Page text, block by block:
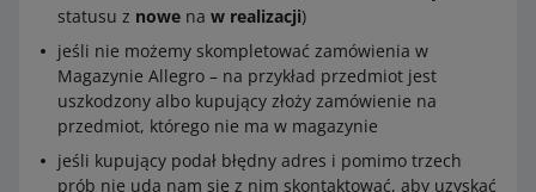
statusu z nowe na w realizacji)
jeśli nie możemy skompletować zamówienia w
Magazynie Allegro – na przykład przedmiot jest
uszkodzony albo kupujący złoży zamówienie na
przedmiot, którego nie ma w magazynie
jeśli kupujący podał błędny adres i pomimo trzech
prób nie uda nam się z nim skontaktować, aby uzyskać